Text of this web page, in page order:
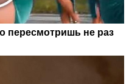
пересмотришь не раз